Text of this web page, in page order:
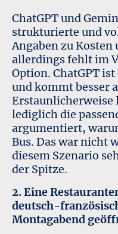
ChatGPT und
strukturierte und
Angaben zu Kosten
allerdings fehlt im
Option. ChatGPT
und kommt besser
lediglich die
argumentiert,
Bus. Das war nicht
diesem Szenario
der Spitze.
2. Eine
deutsch-
Montagabend